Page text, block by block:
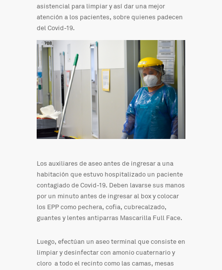
asistencial para limpiar y así dar una mejor
atención a los pacientes, sobre quienes padecen
del Covid-19.
Los auxiliares de aseo antes de ingresar a una
habitación que estuvo hospitalizado un paciente
contagiado de Covid-19. Deben lavarse sus manos
por un minuto antes de ingresar al box y colocar
los EPP como pechera, cofia, cubrecalzado,
guantes y lentes antiparras Mascarilla Full Face.
Luego, efectúan un aseo terminal que consiste en
limpiar y desinfectar con amonio cuaternario y
cloro a todo el recinto como las camas, mesas